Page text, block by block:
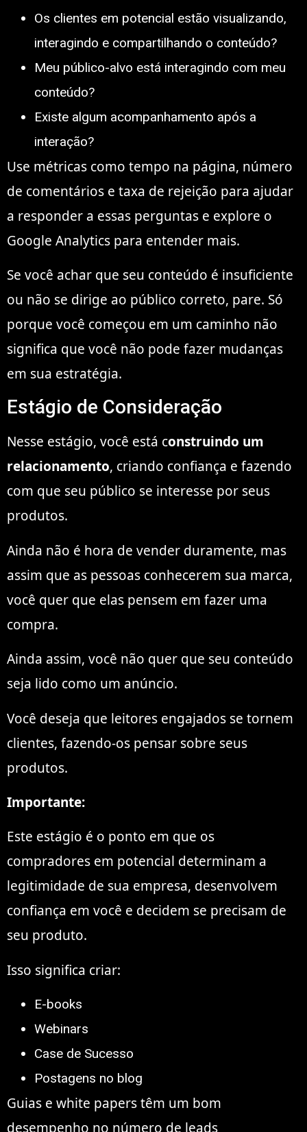
Os clientes em potencial estão visualizando,
interagindo e compartilhando o conteúdo?
Meu público-alvo está interagindo com meu
conteúdo?
Existe algum acompanhamento após a
interação?
Use métricas como tempo na página, número
de comentários e taxa de rejeição para ajudar
a responder a essas perguntas e explore o
Google Analytics para entender mais.
Se você achar que seu conteúdo é insuficiente
ou não se dirige ao público correto, pare. Só
porque você começou em um caminho não
significa que você não pode fazer mudanças
em sua estratégia.
Estágio de Consideração
Nesse estágio, você está construindo um
relacionamento, criando confiança e fazendo
com que seu público se interesse por seus
produtos.
Ainda não é hora de vender duramente, mas
assim que as pessoas conhecerem sua marca,
você quer que elas pensem em fazer uma
compra.
Ainda assim, você não quer que seu conteúdo
seja lido como um anúncio.
Você deseja que leitores engajados se tornem
clientes, fazendo-os pensar sobre seus
produtos.
Importante:
Este estágio é o ponto em que os
compradores em potencial determinam a
legitimidade de sua empresa, desenvolvem
confiança em você e decidem se precisam de
seu produto.
Isso significa criar:
E-books
Webinars
Case de Sucesso
Postagens no blog
Guias e white papers têm um bom
desempenho no número de leads